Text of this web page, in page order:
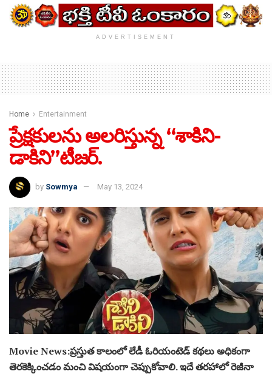
ADVERTISEMENT
Home Entertainment
ప్రేక్షకులను అలరిస్తున్న “శాకిని-
డాకిని”టీజర్‌.
by Sowmya May 13, 2024
Movie News:ప్రస్తుత కాలంలో లేడీ ఓరియంటెడ్ కథలు అధికంగా
తెరకెక్కించడం మంచి విషయంగా చెప్పుకోవాలి. ఇదే తరహాలో రెజీనా